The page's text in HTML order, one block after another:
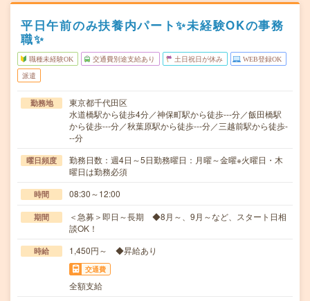
平日午前のみ扶養内パート✨未経験OKの事務
職✨
職種未経験OK 交通費別途支給あり 土日祝日が休み WEB登録OK
派遣
勤務地
東京都千代田区
水道橋駅から徒歩4分／神保町駅から徒歩---分／飯田橋駅
から徒歩---分／秋葉原駅から徒歩---分／三越前駅から徒歩-
--分
曜日頻度
勤務日数：週4日～5日勤務曜日：月曜～金曜※火曜日・木
曜日は勤務必須
時間 08:30～12:00
期間
＜急募＞即日～長期 ◆8月～、9月～など、スタート日相
談OK！
時給 1,450円～ ◆昇給あり
交通費
全額支給